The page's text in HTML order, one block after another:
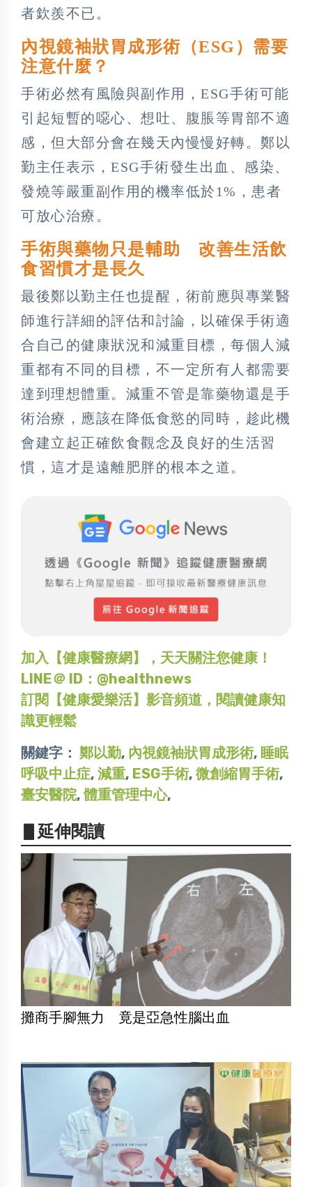
者欽羨不已。
內視鏡袖狀胃成形術（ESG）需要
注意什麼？
手術必然有風險與副作用，ESG手術可能
引起短暫的噁心、想吐、腹脹等胃部不適
感，但大部分會在幾天內慢慢好轉。鄭以
勤主任表示，ESG手術發生出血、感染、
發燒等嚴重副作用的機率低於1%，患者
可放心治療。
手術與藥物只是輔助 改善生活飲
食習慣才是長久
最後鄭以勤主任也提醒，術前應與專業醫
師進行詳細的評估和討論，以確保手術適
合自己的健康狀況和減重目標，每個人減
重都有不同的目標，不一定所有人都需要
達到理想體重。減重不管是靠藥物還是手
術治療，應該在降低食慾的同時，趁此機
會建立起正確飲食觀念及良好的生活習
慣，這才是遠離肥胖的根本之道。
加入【健康醫療網】，天天關注您健康！
LINE＠ ID：@healthnews
訂閱【健康愛樂活】影音頻道，閱讀健康知
識更輕鬆
關鍵字： 鄭以勤, 內視鏡袖狀胃成形術, 睡眠
呼吸中止症, 減重, ESG手術, 微創縮胃手術,
臺安醫院, 體重管理中心,
▋延伸閱讀
攤商手腳無力 竟是亞急性腦出血